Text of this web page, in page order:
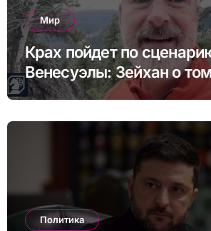
Мир
Крах пойдет по
Венесуэлы: Зейхан о
может выглядеть
Политика